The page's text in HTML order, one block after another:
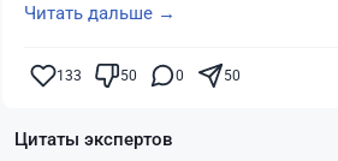
Читать дальше →
133 50 0 50
Цитаты экспертов